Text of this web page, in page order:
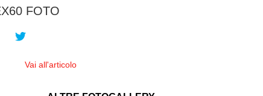
FOTO
Vai all'articolo